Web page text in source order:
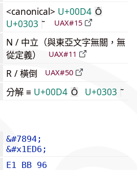
<canonical> U+00D4 Ô
U+0303 UAX#15
N / 中立（與東亞文字無關，無
從定義）
UAX#11
R / 橫倒 UAX#50
分解 ≡ U+00D4 Ô U+0303
&#7894;
&#x1ED6;
E1 BB 96